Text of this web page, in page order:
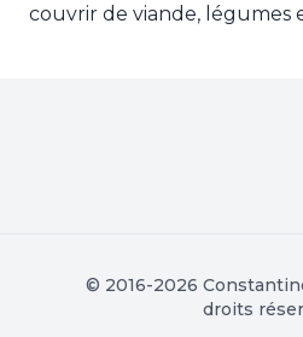
couvrir de viande, légumes
© 2016-2026
droits